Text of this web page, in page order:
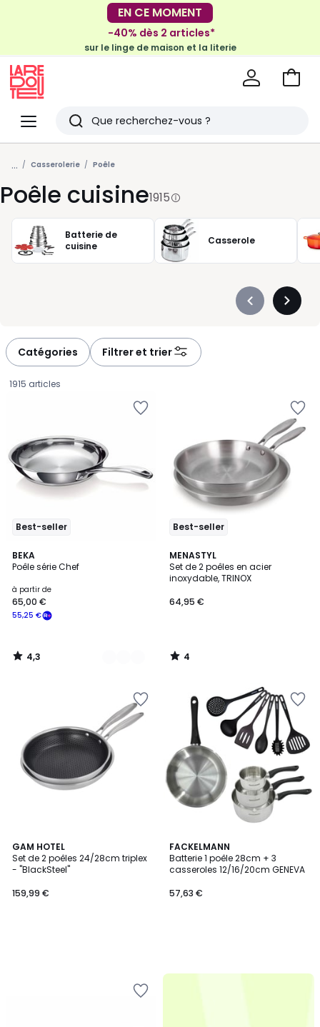
EN CE MOMENT
-30€ tous les 100€*
-40% dès 2 articles*
sur le linge de maison et la literie
Menu
Redoute
Rechercher
Derniers
articles
vus
Voir
... Casserolerie Poêle
Poêle cuisine1915
Batterie de
cuisine
Casserole
Précédent
Catégories Filtrer et trier
1915 articles
Best-seller
BEKA
Poêle série Chef
Prix
à
partir
65,00
€
pour
payer
à partir de
55,25 €
65,00 €
4,3
/ 5
2
Couleurs
4,3
/
Best-seller
MENASTYL
Set de 2 poêles en acier
inoxydable, TRINOX
64,95 €
4
/
5
4
/
GAM HOTEL
Set de 2 poêles 24/28cm triplex
- "BlackSteel"
159,99 €
FACKELMANN
Batterie 1 poêle 28cm + 3
casseroles 12/16/20cm GENEVA
57,63 €